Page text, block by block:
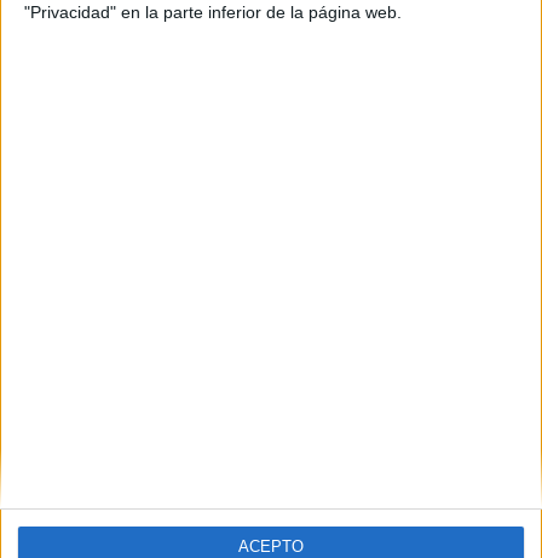
"Privacidad" en la parte inferior de la página web.
ACEPTO
“Creo que Ceuta se merece albergar un